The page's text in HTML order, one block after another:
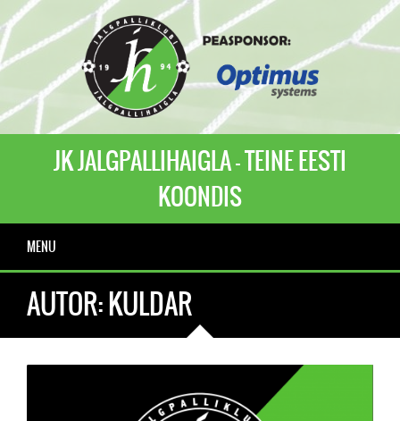
JK JALGPALLIHAIGLA - TEINE EESTI
KOONDIS
MENU
AUTOR:KULDAR